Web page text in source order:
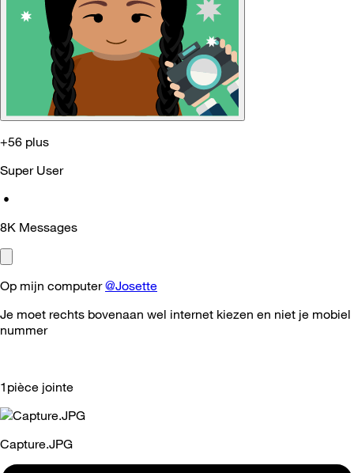
+56 plus
Super User
•
8K Messages
Op mijn computer@Josette
Je moet rechts bovenaan wel internet kiezen en niet je mobiel
nummer
1pièce jointe
Capture.JPG